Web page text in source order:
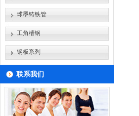
球墨铸铁管
工角槽钢
钢板系列
联系我们